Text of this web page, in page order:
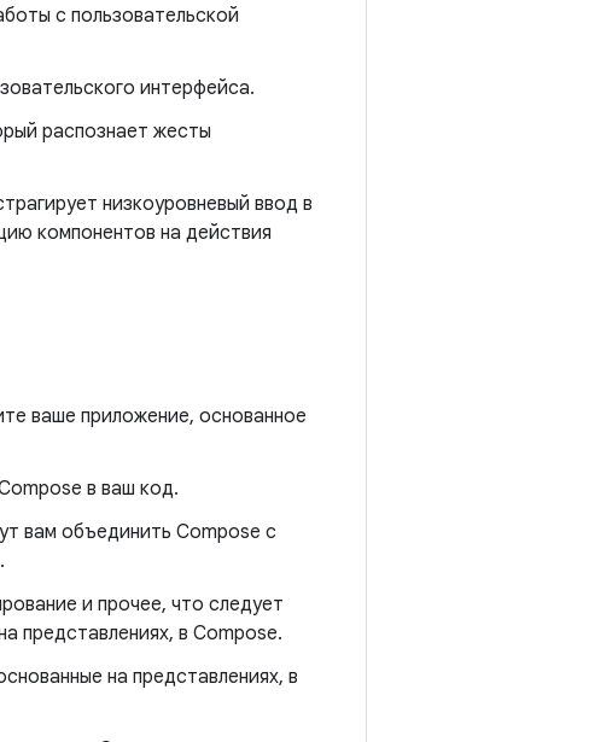
с пользовательской
интерфейса.
распознает жесты
низкоуровневый ввод в
компонентов на действия
ваше приложение, основанное
в ваш код.
вам объединить Compose с
и прочее, что следует
представлениях, в Compose.
на представлениях, в